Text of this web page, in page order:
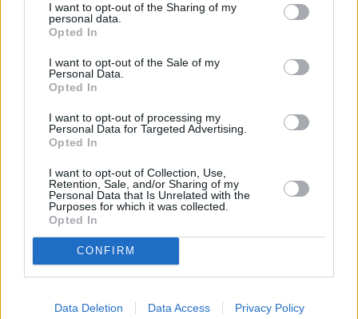
I want to opt-out of the Sharing of my
personal data.
Opted In
I want to opt-out of the Sale of my
Personal Data.
Opted In
I want to opt-out of processing my
Personal Data for Targeted Advertising.
Opted In
I want to opt-out of Collection, Use,
Retention, Sale, and/or Sharing of my
Personal Data that Is Unrelated with the
Purposes for which it was collected.
Opted In
CONFIRM
Data Deletion Data Access Privacy Policy
Influencere Martelly godīgi pasaka, vai
tiešām precējās Gluzunovas kleitā